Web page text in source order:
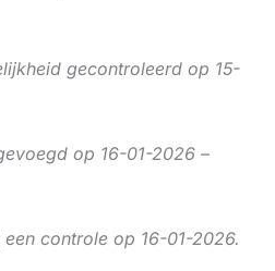
gecontroleerd op 15-
op 16-01-2026 –
controle op 16-01-2026.